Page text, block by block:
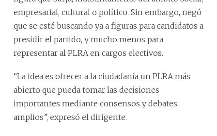
empresarial, cultural o político. Sin embargo, negó
que se esté buscando ya a figuras para candidatos a
presidir el partido, y mucho menos para
representar al PLRA en cargos electivos.
“La idea es ofrecer a la ciudadanía un PLRA más
abierto que pueda tomar las decisiones
importantes mediante consensos y debates
amplios”, expresó el dirigente.